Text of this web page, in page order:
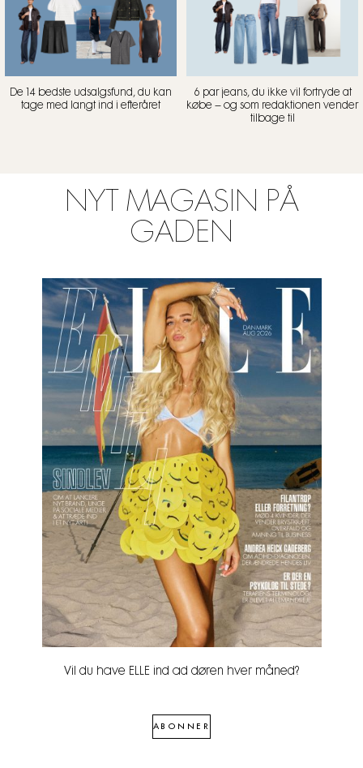
De 14 bedste udsalgsfund, du kan
tage med langt ind i efteråret
6 par jeans, du ikke vil fortryde at
købe – og som redaktionen vender
tilbage til
NYT MAGASIN PÅ
GADEN
Vil du have ELLE ind ad døren hver måned?
ABONNER